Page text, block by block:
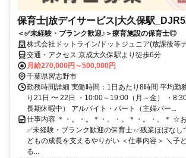
保育士|放デイサービス|大久保駅
＜✅未経験・ブランク歓迎♪＞療育施設の保育士◎
株式会社ドットライン/ドットジュニア(放課後等
発達支援) 京成大久保駅前教室
交通・アクセス 京成大久保駅より徒歩6分
月給270,000円～500,000円
千葉県習志野市
勤務時間詳細 実働時間：1日あたり8時間 平均勤
り21日 〜 22日 ・10:00～19:00（月～金） ・
長期休暇中） アルバイト・パート（主婦パー...
仕事内容 ＊・。・。＊・。・。＊・。・。＊ ☆
✅未経験・ブランク歓迎の保育士 ✅残業ほぼな
どもの成長を支えるやりがい ＜仕事内容＞ ＼子
る...